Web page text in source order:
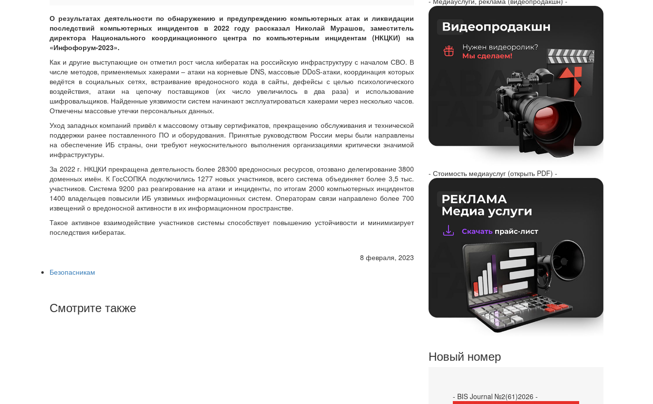
О результатах деятельности по обнаружению и предупреждению компьютерных атак и ликвидации
последствий компьютерных инцидентов в 2022 году рассказал Николай Мурашов, заместитель
директора Национального координационного центра по компьютерным инцидентам (НКЦКИ) на
«Инфофорум-2023».
Как и другие выступающие он отметил рост числа кибератак на российскую инфраструктуру с началом СВО. В
числе методов, применяемых хакерами – атаки на корневые DNS, массовые DDoS-атаки, координация которых
ведётся в социальных сетях, встраивание вредоносного кода в сайты, дефейсы с целью психологического
воздействия, атаки на цепочку поставщиков (их число увеличилось в два раза) и использование
шифровальщиков. Найденные уязвимости систем начинают эксплуатироваться хакерами через несколько часов.
Отмечены массовые утечки персональных данных.
Уход западных компаний привёл к массовому отзыву сертификатов, прекращению обслуживания и технической
поддержки ранее поставленного ПО и оборудования. Принятые руководством России меры были направлены
на обеспечение ИБ страны, они требуют неукоснительного выполнения организациями критически значимой
инфраструктуры.
За 2022 г. НКЦКИ прекращена деятельность более 28300 вредоносных ресурсов, отозвано делегирование 3800
доменных имён. К ГосСОПКА подключились 1277 новых участников, всего система объединяет более 3,5 тыс.
участников. Система 9200 раз реагирование на атаки и инциденты, по итогам 2000 компьютерных инцидентов
1400 владельцев повысили ИБ уязвимых информационных систем. Операторам связи направлено более 700
извещений о вредоносной активности в их информационном пространстве.
Такое активное взаимодействие участников системы способствует повышению устойчивости и минимизирует
последствия кибератак.
8 февраля, 2023
Безопасникам
Смотрите также
- Стоимость медиауслуг (открыть PDF) -
Новый номер
- BIS Journal №2(61)2026 -